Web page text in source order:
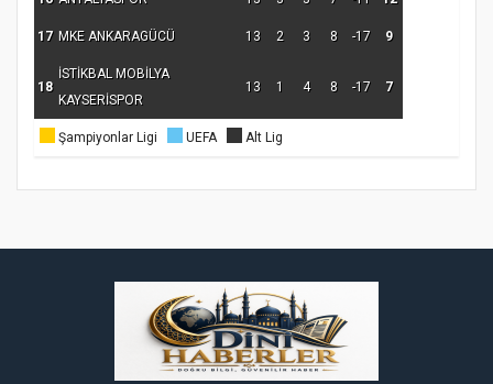
17 MKE ANKARAGÜCÜ 13 2 3 8 -17 9
18
İSTİKBAL MOBİLYA
KAYSERİSPOR
13 1 4 8 -17 7
Şampiyonlar Ligi UEFA Alt Lig